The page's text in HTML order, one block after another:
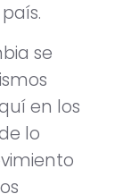
se
en los
lo